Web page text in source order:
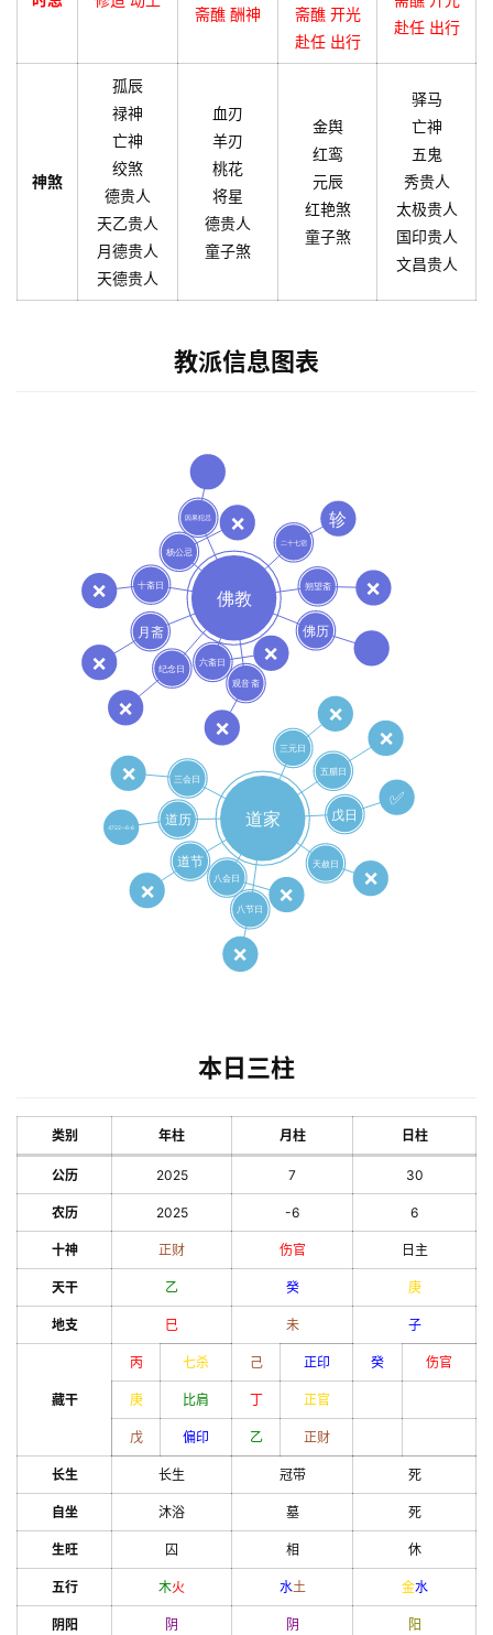
斋醮 酬神
斋醮 开光
赴任 出行
赴任 出行
神煞
孤辰
禄神
亡神
绞煞
德贵人
天乙贵人
月德贵人
天德贵人
血刃
羊刃
桃花
将星
德贵人
童子煞
金舆
红鸾
元辰
红艳煞
童子煞
驿马
亡神
五鬼
秀贵人
太极贵人
国印贵人
文昌贵人
教派信息图表
本日三柱
类别 年柱 月柱 日柱
公历 2025 7 30
农历 2025 -6 6
十神 正财 伤官 日主
天干 乙 癸 庚
地支 巳 未 子
藏干
丙 七杀 己 正印 癸 伤官
庚 比肩 丁 正官
戊 偏印 乙 正财
长生 长生 冠带 死
自坐 沐浴 墓 死
生旺 囚 相 休
五行 木火 水土 金水
阴阳 阴 阴 阳